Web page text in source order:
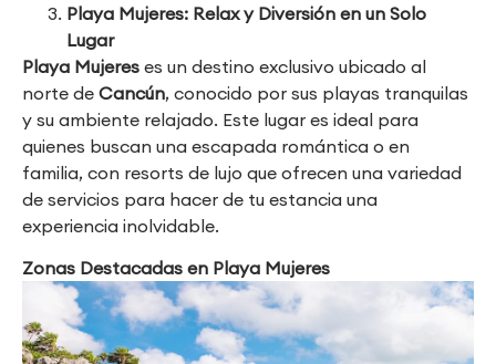
Playa Mujeres: Relax y Diversión en un Solo
Lugar
Playa Mujeres es un destino exclusivo ubicado al
norte de Cancún, conocido por sus playas tranquilas
y su ambiente relajado. Este lugar es ideal para
quienes buscan una escapada romántica o en
familia, con resorts de lujo que ofrecen una variedad
de servicios para hacer de tu estancia una
experiencia inolvidable.
Zonas Destacadas en Playa Mujeres